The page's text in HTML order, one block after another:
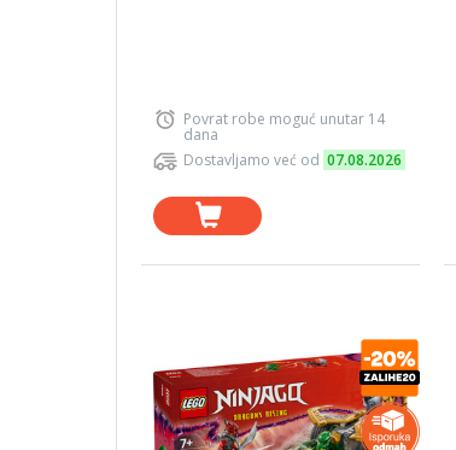
Povrat robe moguć unutar 14
dana
Dostavljamo već od 07.08.2026